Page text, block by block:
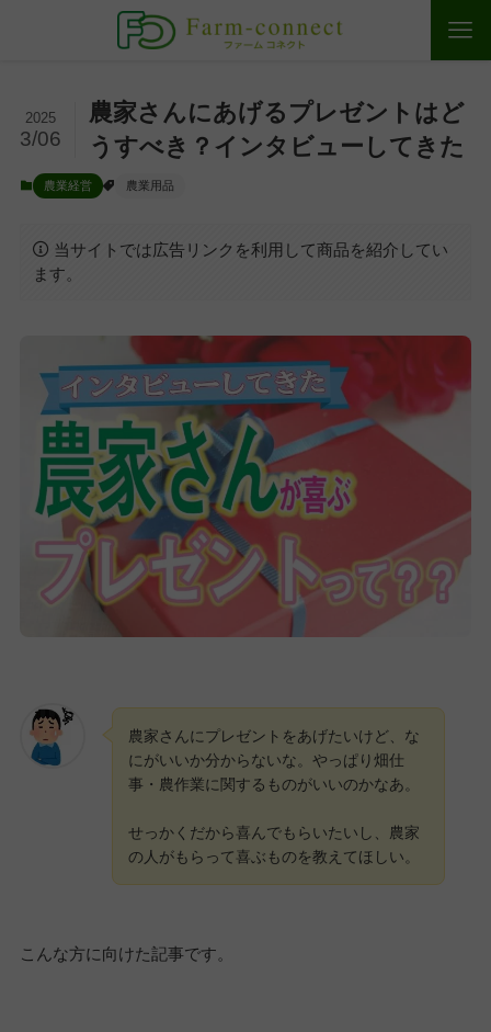
農家さんにあげるプレゼントはど
うすべき？インタビューしてきた
2025
3/06
農業経営 農業用品
当サイトでは広告リンクを利用して商品を紹介してい
ます。
農家さんにプレゼントをあげたいけど、な
にがいいか分からないな。やっぱり畑仕
事・農作業に関するものがいいのかなあ。
せっかくだから喜んでもらいたいし、農家
の人がもらって喜ぶものを教えてほしい。
こんな方に向けた記事です。